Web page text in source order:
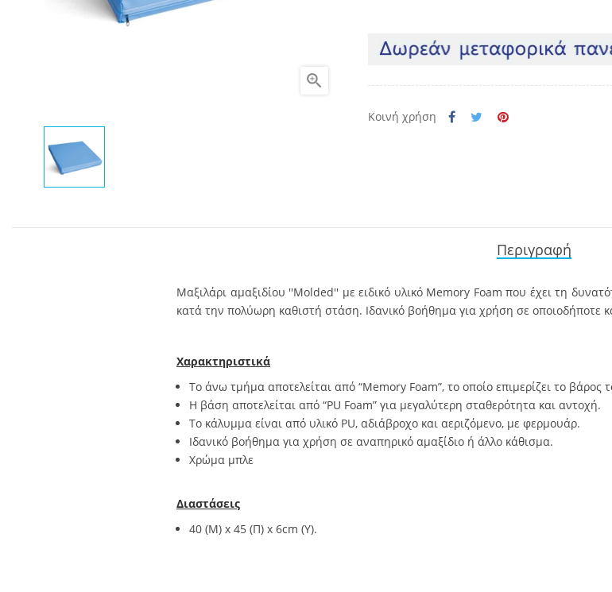

Κοινή χρήση
Περιγραφή
Μαξιλάρι αμαξιδίου ''Molded'' με ειδικό υλικό Memory Foam που έχει τη
κατά την πολύωρη καθιστή στάση. Ιδανικό βοήθημα για χρήση σε οποιοδήποτε
Χαρακτηριστικά
Το άνω τµήµα αποτελείται από “Memory Foam”, το οποίο επιµερίζει το
Η βάση αποτελείται από “PU Foam” για µεγαλύτερη σταθερότητα και αντοχή.
Το κάλυµµα είναι από υλικό PU, αδιάβροχο και αεριζόµενο, µε φερµουάρ.
Ιδανικό βοήθημα για χρήση σε αναπηρικό αµαξίδιο ή άλλο κάθισμα.
Χρώµα μπλε
Διαστάσεις
40 (Μ) x 45 (Π) x 6cm (Υ).